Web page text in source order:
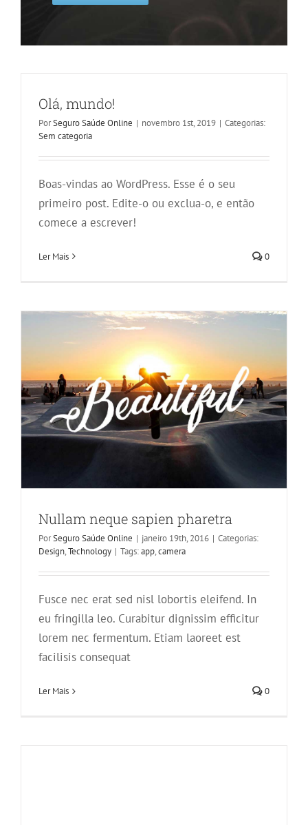
Olá, mundo!
PorSeguro Saúde Online | novembro 1st, 2019 | Categorias:
Sem categoria
Boas-vindas ao WordPress. Esse é o seu
primeiro post. Edite-o ou exclua-o, e então
comece a escrever!
Ler Mais 0
Nullam neque sapien pharetra
Nullam neque sapien pharetra
PorSeguro Saúde Online | janeiro 19th, 2016 | Categorias:
Design,Technology | Tags:app,camera
Fusce nec erat sed nisl lobortis eleifend. In
eu fringilla leo. Curabitur dignissim efficitur
lorem nec fermentum. Etiam laoreet est
facilisis consequat
Ler Mais 0
Aliquam congue semper metus
Creative Design